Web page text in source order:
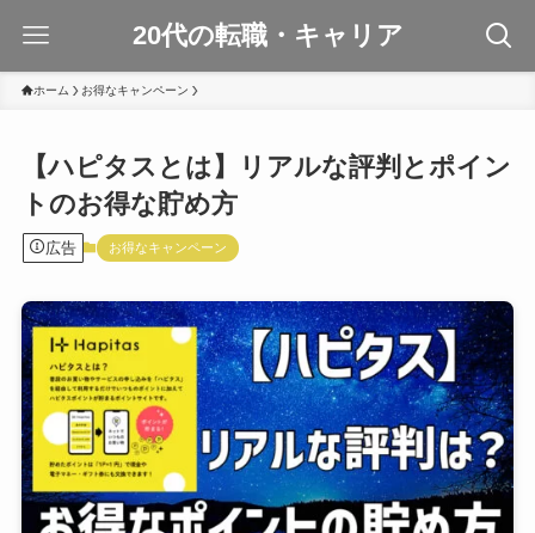
20代の転職・キャリア
ホーム お得なキャンペーン
【ハピタスとは】リアルな評判とポイン
トのお得な貯め方
広告 お得なキャンペーン